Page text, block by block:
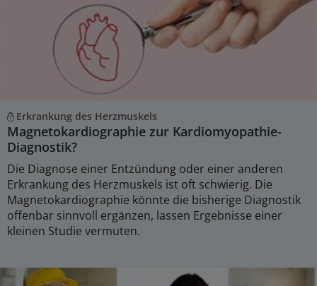
Erkrankung des Herzmuskels
Magnetokardiographie zur Kardiomyopathie-
Diagnostik?
Die Diagnose einer Entzündung oder einer anderen
Erkrankung des Herzmuskels ist oft schwierig. Die
Magnetokardiographie könnte die bisherige Diagnostik
offenbar sinnvoll ergänzen, lassen Ergebnisse einer
kleinen Studie vermuten.